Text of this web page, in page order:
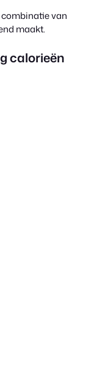
van
maakt.
calorieën